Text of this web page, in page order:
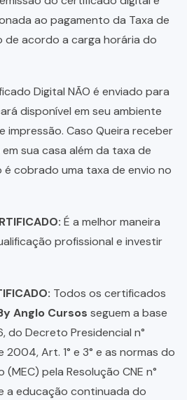
ao pagamento da Taxa de
de acordo a carga horária do
Digital NÃO é enviado para
disponível em seu ambiente
impressão. Caso Queira receber
sua casa além da taxa de
cobrado uma taxa de envio no
É a melhor maneira
profissional e investir
Todos os certificados
Anglo Cursos seguem a base
do Decreto Presidencial n°
2004, Art. 1° e 3° e as normas do
pela Resolução CNE n°
a educação continuada do